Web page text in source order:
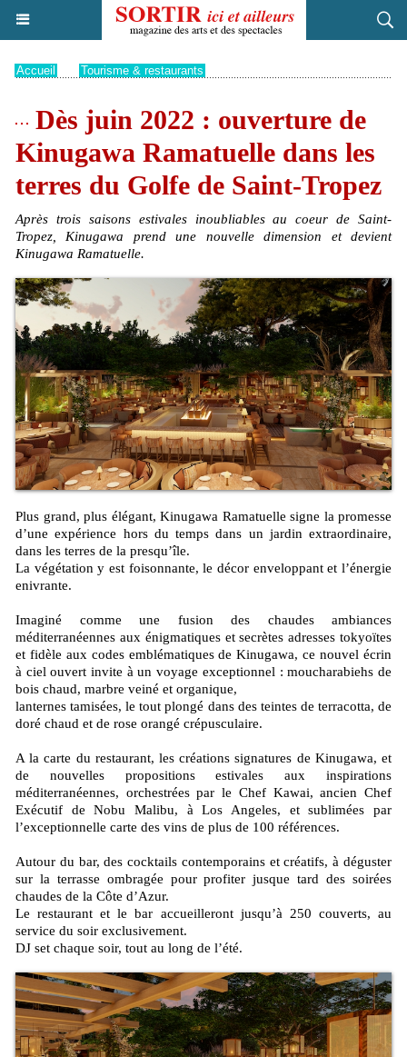
Accueil Tourisme & restaurants
Dès juin 2022 : ouverture de
Kinugawa Ramatuelle dans les
terres du Golfe de Saint-Tropez
Après trois saisons estivales inoubliables au coeur de Saint-
Tropez, Kinugawa prend une nouvelle dimension et devient
Kinugawa Ramatuelle.
Plus grand, plus élégant, Kinugawa Ramatuelle signe la promesse
d’une expérience hors du temps dans un jardin extraordinaire,
dans les terres de la presqu’île.
La végétation y est foisonnante, le décor enveloppant et l’énergie
enivrante.
Imaginé comme une fusion des chaudes ambiances
méditerranéennes aux énigmatiques et secrètes adresses tokyoïtes
et fidèle aux codes emblématiques de Kinugawa, ce nouvel écrin
à ciel ouvert invite à un voyage exceptionnel : moucharabiehs de
bois chaud, marbre veiné et organique,
lanternes tamisées, le tout plongé dans des teintes de terracotta, de
doré chaud et de rose orangé crépusculaire.
A la carte du restaurant, les créations signatures de Kinugawa, et
de nouvelles propositions estivales aux inspirations
méditerranéennes, orchestrées par le Chef Kawai, ancien Chef
Exécutif de Nobu Malibu, à Los Angeles, et sublimées par
l’exceptionnelle carte des vins de plus de 100 références.
Autour du bar, des cocktails contemporains et créatifs, à déguster
sur la terrasse ombragée pour profiter jusque tard des soirées
chaudes de la Côte d’Azur.
Le restaurant et le bar accueilleront jusqu’à 250 couverts, au
service du soir exclusivement.
DJ set chaque soir, tout au long de l’été.